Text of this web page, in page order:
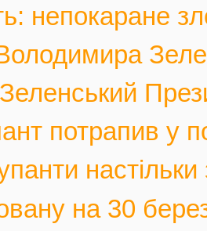
непокаране
потрапив у
на 30